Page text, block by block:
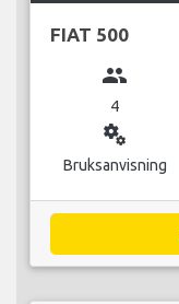
FIAT 500
group
4
miscellaneous_services
Bruksanvisning